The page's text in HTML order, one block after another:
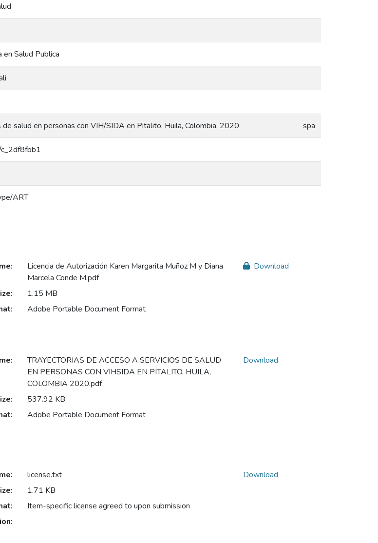
en Salud Publica
de salud en personas con VIH/SIDA en Pitalito, Huila, Colombia, 2020 spa
ART
Licencia de Autorización Karen Margarita Muñoz M y Diana
Marcela Conde M.pdf
1.15 MB
Adobe Portable Document Format
Download
TRAYECTORIAS DE ACCESO A SERVICIOS DE SALUD
EN PERSONAS CON VIHSIDA EN PITALITO, HUILA,
COLOMBIA 2020.pdf
537.92 KB
Adobe Portable Document Format
Download
license.txt
1.71 KB
Item-specific license agreed to upon submission
Download